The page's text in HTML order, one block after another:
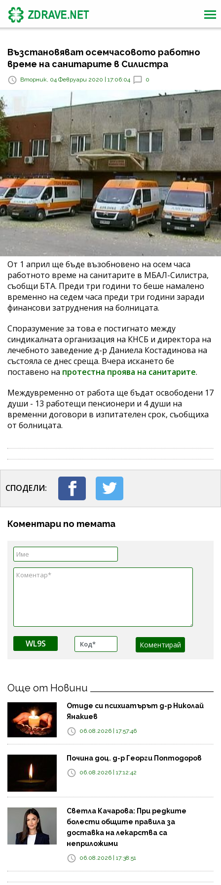
Възстановяват осемчасовото работно
време на санитарите в Силистра
Вторник, 04 Февруари 2020 | 17:06:04 0
От 1 април ще бъде възобновено на осем часа
работното време на санитарите в МБАЛ-Силистра,
съобщи БТА. Преди три години то беше намалено
временно на седем часа преди три години заради
финансови затруднения на болницата.
Споразумение за това е постигнато между
синдикалната организация на КНСБ и директора на
лечебното заведение д-р Даниела Костадинова на
състояла се днес среща. Вчера искането бе
поставено на протестна проява на санитарите.
Междувременно от работа ще бъдат освободени 17
души - 13 работещи пенсионери и 4 души на
временни договори в изпитателен срок, съобщиха
от болницата.
СПОДЕЛИ:
Коментари по темата
WL9S
Още от Новини
Отиде си психиатърът д-р Николай
Янакиев
06.08.2026 | 17:57:46
Почина доц. д-р Георги Поптодоров
06.08.2026 | 17:12:42
Светла Качарова: При редките
болести общите правила за
доставка на лекарства са
неприложими
06.08.2026 | 17:38:51